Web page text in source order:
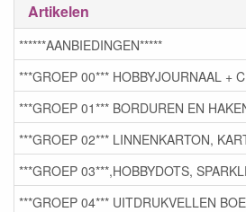
Artikelen
******AANBIEDINGEN*****
***GROEP 00*** HOBBYJOURNAAL +
***GROEP 01*** BORDUREN EN
***GROEP 02*** LINNENKARTON,
***GROEP 03***,HOBBYDOTS,
***GROEP 04*** UITDRUKVELLEN